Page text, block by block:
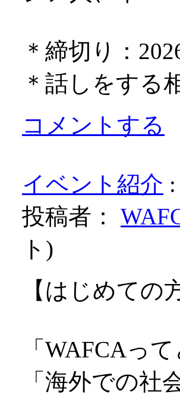
＊締切り：
＊話しをする
コメントする
イベント紹介
投稿者：
ト )
【はじめての
「WAFCAっ
「海外での社